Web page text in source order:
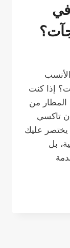
إذا كنت
من
تاكسي
يختصر عليك
بل